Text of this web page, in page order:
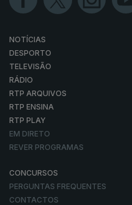
NOTÍCIAS
DESPORTO
TELEVISÃO
RÁDIO
RTP ARQUIVOS
RTP ENSINA
RTP PLAY
EM DIRETO
REVER PROGRAMAS
CONCURSOS
PERGUNTAS FREQUENTES
CONTACTOS